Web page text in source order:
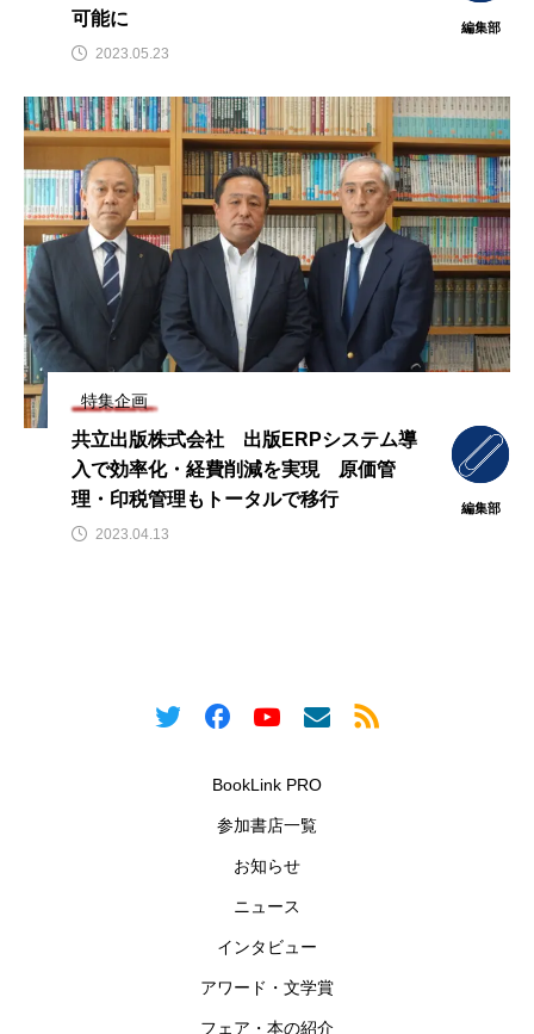
可能に
編集部
2023.05.23
特集企画
共立出版株式会社 出版ERPシステム導
入で効率化・経費削減を実現 原価管
理・印税管理もトータルで移行
編集部
2023.04.13
BookLink PRO
参加書店一覧
お知らせ
ニュース
インタビュー
アワード・文学賞
フェア・本の紹介